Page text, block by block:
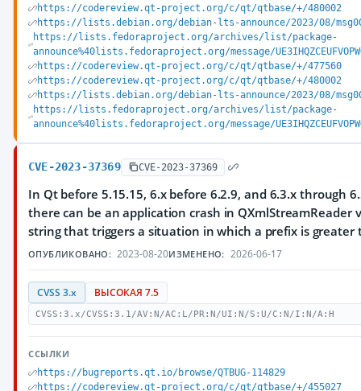
https://codereview.qt-project.org/c/qt/qtbase/+/480002
https://lists.debian.org/debian-lts-announce/2023/08/
https://lists.fedoraproject.org/archives/list/package-
announce%40lists.fedoraproject.org/message/
https://codereview.qt-project.org/c/qt/qtbase/+/477560
https://codereview.qt-project.org/c/qt/qtbase/+/480002
https://lists.debian.org/debian-lts-announce/2023/08/
https://lists.fedoraproject.org/archives/list/package-
announce%40lists.fedoraproject.org/message/
CVE-2023-37369 CVE-2023-37369
In Qt before 5.15.15, 6.x before 6.2.9, and 6.3.x through
there can be an application crash in QXmlStreamReader
string that triggers a situation in which a prefix is greater
ОПУБЛИКОВАНО: 2023-08-20ИЗМЕНЕНО: 2026-06-17
CVSS 3.x ВЫСОКАЯ 7.5
CVSS:3.x/CVSS:3.1/AV:N/AC:L/PR:N/UI:N/S:U/C:N/I:N/A:H
ССЫЛКИ
https://bugreports.qt.io/browse/QTBUG-114829
https://codereview.qt-project.org/c/qt/qtbase/+/455027